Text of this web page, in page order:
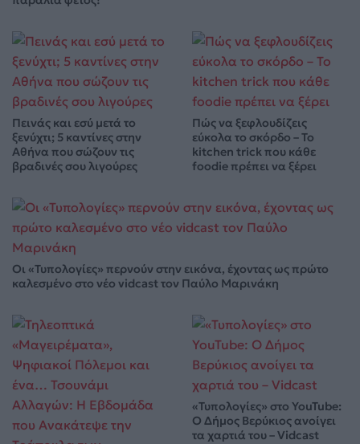
Πεινάς και εσύ μετά το
ξενύχτι; 5 καντίνες στην
Αθήνα που σώζουν τις
βραδινές σου λιγούρες
Πώς να ξεφλουδίζεις
εύκολα το σκόρδο – Το
kitchen trick που κάθε
foodie πρέπει να ξέρει
Οι «Τυπολογίες» περνούν στην εικόνα, έχοντας ως πρώτο
καλεσμένο στο νέο vidcast τον Παύλο Μαρινάκη
«Τυπολογίες» στο YouTube:
Ο Δήμος Βερύκιος ανοίγει
τα χαρτιά του – Vidcast